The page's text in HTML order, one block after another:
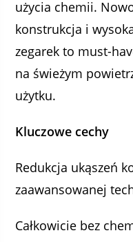
użycia chemii.
konstrukcja i
zegarek to must-
na świeżym
użytku.
Kluczowe cechy
Redukcja ukąszeń
zaawansowanej
Całkowicie bez